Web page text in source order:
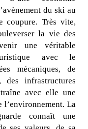
du ski au
coupure. Très vite,
la vie des
une véritable
avec le
mécaniques, de
des infrastructures
avec elle une
l’environnement. La
connaît une